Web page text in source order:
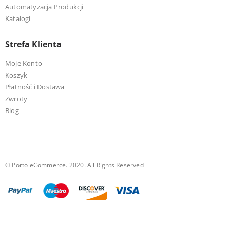
Automatyzacja Produkcji
Katalogi
Strefa Klienta
Moje Konto
Koszyk
Płatność i Dostawa
Zwroty
Blog
© Porto eCommerce. 2020. All Rights Reserved